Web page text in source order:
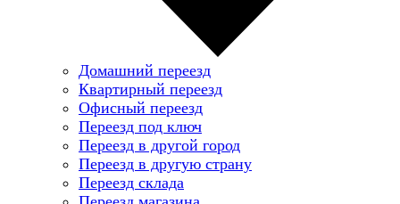
Домашний переезд
Квартирный переезд
Офисный переезд
Переезд под ключ
Переезд в другой город
Переезд в другую страну
Переезд склада